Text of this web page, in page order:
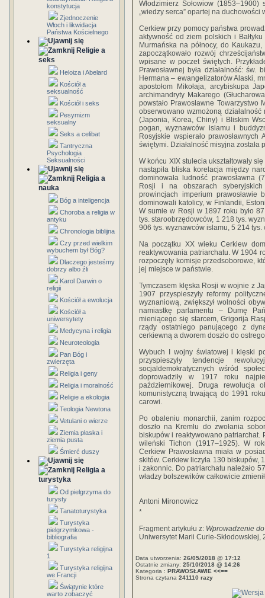
konstytucja
Zjednoczenie
Włoch i likwidacja
Państwa Kościelnego
Religie a
seks
Heloiza i Abelard
Kościół a
seksualność
Kościół i seks
Pesymizm
seksualny
Seks a celibat
Tantryczna
Psychologia
Seksualności
Religia a
nauka
Bóg a inteligencja
Choroba a religia w
antyku
Chronologia biblijna
Czy przed wielkim
wybuchem był Bóg?
Dlaczego jesteśmy
dobrzy albo źli
Karol Darwin o
religii
Kościół a ewolucja
Kościół a
uniwersytety
Medycyna i religia
Neuroteologia
Pan Bóg i
zwierzęta
Religia i geny
Religia i moralność
Religie a ekologia
Teologia Newtona
Vetulani o wierze
Ziemia płaska i
ziemia pusta
Śmierć duszy
Religia a
turystyka
Od pielgrzyma do
turysty
Tanatoturystyka
Turystyka
pielgrzymkowa -
bibliografia
Turystyka religijna
1
Turystyka religijna
we Francji
Świątynie które
warto zobaczyć
Włodzimierz Sołowiow
„wiedzy serca” opartej na duchowości
Cerkiew przy pomocy państwa
aktywność od ziem polskich i
Murmańska na północy, do
zapoczątkowało rozwój
wpisane w poczet świętych.
Prawosławnej była działalność:
Hermana – ewangelizatorów Alaski,
apostołom Mikołaja, arcybiskupa
archimandryty Makarego
powstało Prawosławne
obserwowano wzmożoną
(Japonia, Korea, Chiny) i Bliskim
pogan, wyznawców islamu i
Rosyjskie wspierało
świętymi. Działalność misyjna
W końcu XIX stulecia ukształtowały
nastąpiła bliska korelacja między
dominowała ludność prawosławna
Rosji i na obszarach
prowincjach imperium prawosławie
dominowali katolicy, w Finlandii,
W sumie w Rosji w 1897 roku było
tys. staroobrzędowców, 1 218 tys.
906 tys. wyznawców islamu, 5 214
Na początku XX wieku Cerkiew
reaktywowania patriarchatu. W 1904
rozpoczęły komisje przedsoborowe,
jej miejsce w państwie.
Tymczasem klęska Rosji w wojnie z
1907 przyspieszyły reformy
wyznaniową, zwiększył wolności
namiastkę parlamentu – Dumę
mieniącego się starcem, Grigorija
rządy ostatniego panującego z
cerkiewną a dworem doszło do
Wybuch I wojny światowej i klęski
przyspieszyły tendencje
socjaldemokratycznych wśród
doprowadziły w 1917 roku
październikowej. Druga rewolucja
komunistyczną trwającą do 1991
carowi.
Po obaleniu monarchii, zanim
doszło na Kremlu do zwołania
biskupów i reaktywowano patriarchat.
wileński Tichon (1917–1925). W
Cerkiew Prawosławna miała w
skitów. Cerkiew liczyła 130 biskupów,
i zakonnic. Do patriarchatu należało
władzy bolszewików całkowicie
Antoni Mironowicz
*
Fragment artykułu z: Wprowadzenie
Uniwersytet Marii Curie-Skłodowskiej,
Data utworzenia: 26/05/2018 @ 17:12
Ostatnie zmiany: 25/10/2018 @ 14:26
Kategoria : PRAWOSŁAWIE <<==
Strona czytana 241110 razy